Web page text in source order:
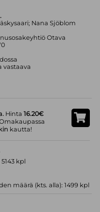
Nana Sjöblom
Otava
vastaava
Hinta16.20€
kautta!
kpl
määrä (kts. alla): 1499 kpl